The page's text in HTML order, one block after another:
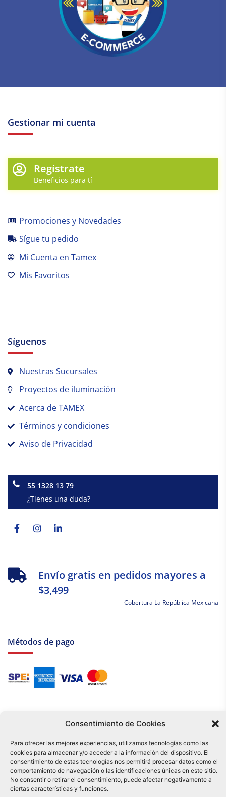
Consentimiento de Cookies
Para ofrecer las mejores experiencias, utilizamos tecnologías como las
cookies para almacenar y/o acceder a la información del dispositivo. El
consentimiento de estas tecnologías nos permitirá procesar datos como el
comportamiento de navegación o las identificaciones únicas en este sitio.
No consentir o retirar el consentimiento, puede afectar negativamente a
ciertas características y funciones.
Gestionar mi cuenta
Regístrate
Beneficios para tí
Promociones y Novedades
Sígue tu pedido
Mi Cuenta en Tamex
Mis Favoritos
Síguenos
Nuestras Sucursales
Proyectos de iluminación
Acerca de TAMEX
Términos y condiciones
Aviso de Privacidad
55 1328 13 79
¿Tienes una duda?
f
Envío gratis en pedidos mayores a
$3,499
Cobertura La República Mexicana
Métodos de pago
Tu compra es respaldada por nuestro certificado SSL y operada bajo las
mejores prácticas de seguridad.
Distribuidora Tamex - México
e-commerce